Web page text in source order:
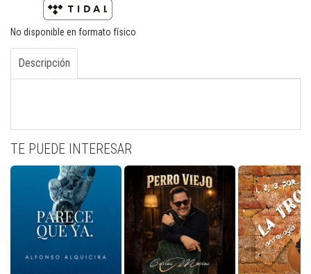
No disponible en formato físico
Descripción
TE PUEDE INTERESAR